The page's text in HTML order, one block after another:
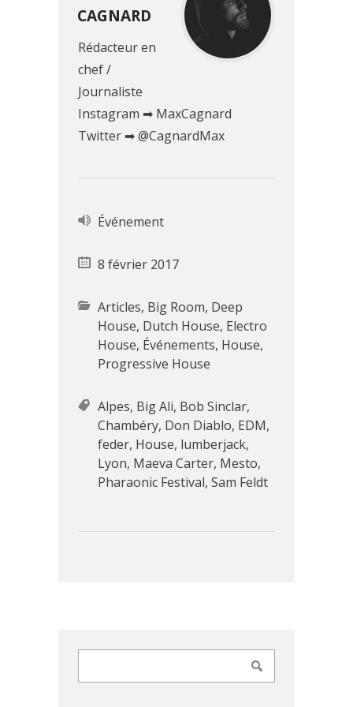
CAGNARD
Rédacteur en
chef /
Journaliste
Instagram ➡ MaxCagnard
Twitter ➡ @CagnardMax
Événement
8 février 2017
Articles, Big Room, Deep
House, Dutch House, Electro
House, Événements, House,
Progressive House
Alpes, Big Ali, Bob Sinclar,
Chambéry, Don Diablo, EDM,
feder, House, lumberjack,
Lyon, Maeva Carter, Mesto,
Pharaonic Festival, Sam Feldt